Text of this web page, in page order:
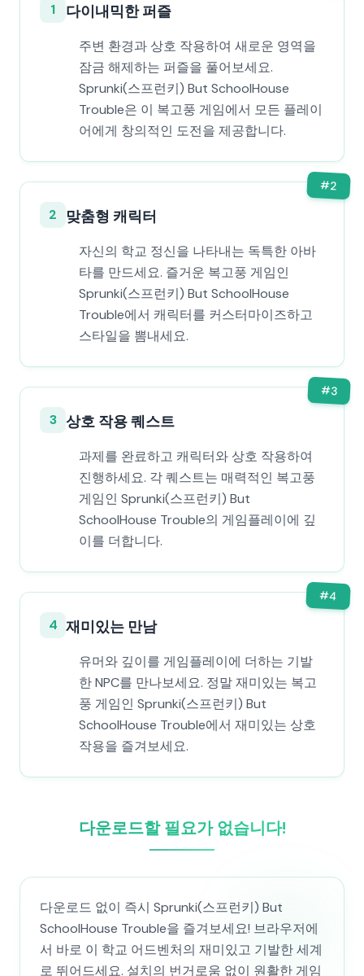
1 다이내믹한 퍼즐
주변 환경과 상호 작용하여 새로운 영역을
잠금 해제하는 퍼즐을 풀어보세요.
Sprunki(스프런키) But SchoolHouse
Trouble은 이 복고풍 게임에서 모든 플레이
어에게 창의적인 도전을 제공합니다.
#2
2 맞춤형 캐릭터
자신의 학교 정신을 나타내는 독특한 아바
타를 만드세요. 즐거운 복고풍 게임인
Sprunki(스프런키) But SchoolHouse
Trouble에서 캐릭터를 커스터마이즈하고
스타일을 뽐내세요.
#3
3 상호 작용 퀘스트
과제를 완료하고 캐릭터와 상호 작용하여
진행하세요. 각 퀘스트는 매력적인 복고풍
게임인 Sprunki(스프런키) But
SchoolHouse Trouble의 게임플레이에 깊
이를 더합니다.
#4
4 재미있는 만남
유머와 깊이를 게임플레이에 더하는 기발
한 NPC를 만나보세요. 정말 재미있는 복고
풍 게임인 Sprunki(스프런키) But
SchoolHouse Trouble에서 재미있는 상호
작용을 즐겨보세요.
다운로드할 필요가 없습니다!
다운로드 없이 즉시 Sprunki(스프런키) But
SchoolHouse Trouble을 즐겨보세요! 브라우저에
서 바로 이 학교 어드벤처의 재미있고 기발한 세계
로 뛰어드세요. 설치의 번거로움 없이 원활한 게임